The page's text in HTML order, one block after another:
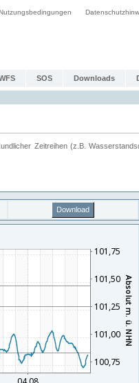
SOS Downloads
Zeitreihen (z.B.